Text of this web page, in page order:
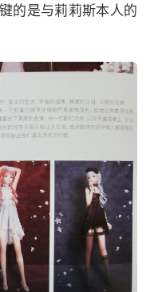
的是与莉莉斯本人的